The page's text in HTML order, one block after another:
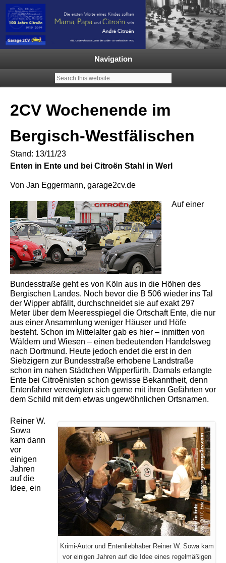
Ein neuer Citroën 2CV | ECO
2000 |1.200 Enten mehr in
Deutschland | French Classic
Events |
Garage 2CV – Automobile Klassiker
Navigation
2CV Wochenende im
Bergisch-Westfälischen
Stand: 13/11/23
Enten in Ente und bei Citroën Stahl in Werl
Von Jan Eggermann, garage2cv.de
Auf einer
Bundesstraße geht es von Köln aus in die Höhen des
Bergischen Landes. Noch bevor die B 506 wieder ins Tal
der Wipper abfällt, durchschneidet sie auf exakt 297
Meter über dem Meeresspiegel die Ortschaft Ente, die nur
aus einer Ansammlung weniger Häuser und Höfe
besteht. Schon im Mittelalter gab es hier – inmitten von
Wäldern und Wiesen – einen bedeutenden Handelsweg
nach Dortmund. Heute jedoch endet die erst in den
Siebzigern zur Bundesstraße erhobene Landstraße
schon im nahen Städtchen Wipperfürth. Damals erlangte
Ente bei Citroënisten schon gewisse Bekanntheit, denn
Entenfahrer verewigten sich gerne mit ihren Gefährten vor
dem Schild mit dem etwas ungewöhnlichen Ortsnamen.
Krimi-Autor und Entenliebhaber Reiner W. Sowa kam
vor einigen Jahren auf die Idee eines regelmäßigen
Reiner W.
Sowa
kam dann
vor
einigen
Jahren
auf die
Idee, ein